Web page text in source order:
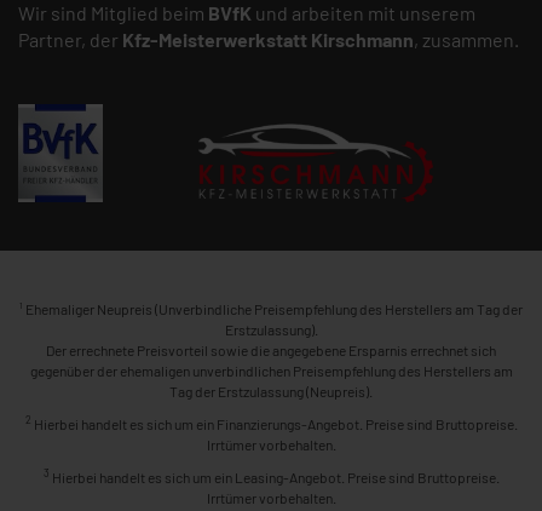
Wir sind Mitglied beim BVfK und arbeiten mit unserem
Partner, der Kfz-Meisterwerkstatt Kirschmann, zusammen.
1 Ehemaliger Neupreis (Unverbindliche Preisempfehlung des Herstellers am Tag der
Erstzulassung).
Der errechnete Preisvorteil sowie die angegebene Ersparnis errechnet sich
gegenüber der ehemaligen unverbindlichen Preisempfehlung des Herstellers am
Tag der Erstzulassung (Neupreis).
2 Hierbei handelt es sich um ein Finanzierungs-Angebot. Preise sind Bruttopreise.
Irrtümer vorbehalten.
3 Hierbei handelt es sich um ein Leasing-Angebot. Preise sind Bruttopreise.
Irrtümer vorbehalten.